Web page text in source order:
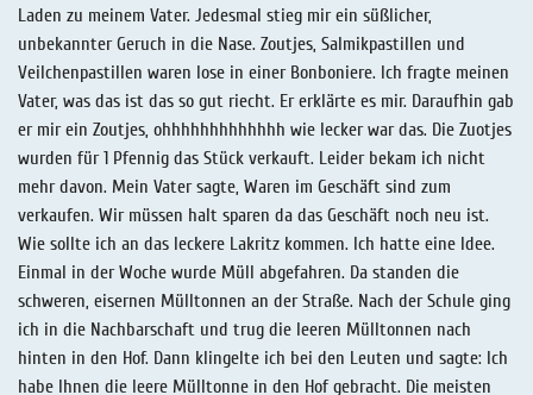
Laden zu meinem Vater. Jedesmal stieg mir ein süßlicher,
unbekannter Geruch in die Nase. Zoutjes, Salmikpastillen und
Veilchenpastillen waren lose in einer Bonboniere. Ich fragte meinen
Vater, was das ist das so gut riecht. Er erklärte es mir. Daraufhin gab
er mir ein Zoutjes, ohhhhhhhhhhhhh wie lecker war das. Die Zuotjes
wurden für 1 Pfennig das Stück verkauft. Leider bekam ich nicht
mehr davon. Mein Vater sagte, Waren im Geschäft sind zum
verkaufen. Wir müssen halt sparen da das Geschäft noch neu ist.
Wie sollte ich an das leckere Lakritz kommen. Ich hatte eine Idee.
Einmal in der Woche wurde Müll abgefahren. Da standen die
schweren, eisernen Mülltonnen an der Straße. Nach der Schule ging
ich in die Nachbarschaft und trug die leeren Mülltonnen nach
hinten in den Hof. Dann klingelte ich bei den Leuten und sagte: Ich
habe Ihnen die leere Mülltonne in den Hof gebracht. Die meisten